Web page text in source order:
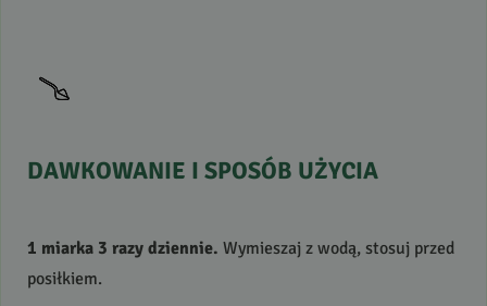
DAWKOWANIE I SPOSÓB UŻYCIA
1 miarka 3 razy dziennie. Wymieszaj z wodą, stosuj przed
posiłkiem.